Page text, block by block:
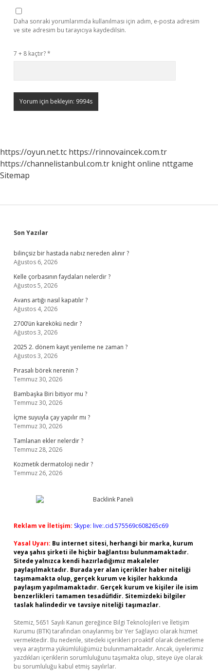
Daha sonraki yorumlarımda kullanılması için adım, e-posta adresim
ve site adresim bu tarayıcıya kaydedilsin.
7 + 8 kaçtır?*
https://oyun.net.tc https://rinnovaincek.com.tr
https://channelistanbul.com.tr knight online nttgame
Sitemap
Sidebar
Son Yazılar
bilinçsiz bir hastada nabız nereden alınır ?
Ağustos 6, 2026
Kelle çorbasının faydaları nelerdir ?
Ağustos 5, 2026
Avans artığı nasıl kapatılır ?
Ağustos 4, 2026
2700’ün karekökü nedir ?
Ağustos 3, 2026
2025 2. dönem kayıt yenileme ne zaman ?
Ağustos 3, 2026
Pırasalı börek nerenin ?
Temmuz 30, 2026
Bambaşka Biri bitiyor mu ?
Temmuz 30, 2026
İçme suyuyla çay yapılır mı ?
Temmuz 30, 2026
Tamlanan ekler nelerdir ?
Temmuz 28, 2026
Kozmetik dermatoloji nedir ?
Temmuz 26, 2026
Reklam ve İletişim: Skype: live:.cid.575569c608265c69
Yasal Uyarı: Bu internet sitesi, herhangi bir marka, kurum
veya şahıs şirketi ile hiçbir bağlantısı bulunmamaktadır.
Sitede yalnızca kendi hazırladığımız makaleler
paylaşılmaktadır. Burada yer alan içerikler haber niteliği
taşımamakta olup, gerçek kurum ve kişiler hakkında
paylaşım yapılmamaktadır. Gerçek kurum ve kişiler ile isim
benzerlikleri tamamen tesadüfidir. Sitemizdeki bilgiler
taslak halindedir ve tavsiye niteliği taşımazlar.
Sitemiz, 5651 Sayılı Kanun gereğince Bilgi Teknolojileri ve İletişim
Kurumu (BTK) tarafından onaylanmış bir Yer Sağlayıcı olarak hizmet
vermektedir. Bu nedenle, sitedeki içerikleri proaktif olarak denetleme
veya araştırma yükümlülüğümüz bulunmamaktadır. Ancak, üyelerimiz
yazdıkları içeriklerin sorumluluğunu taşımakta olup, siteye üye olarak
bu sorumluluğu kabul etmiş sayılırlar.